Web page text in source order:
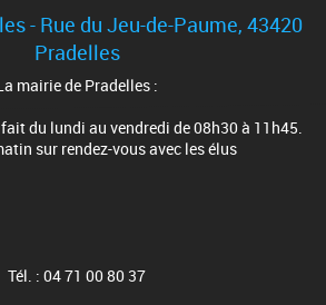
- Rue du Jeu-de-Paume, 43420
Pradelles
mairie de Pradelles :
du lundi au vendredi de 08h30 à 11h45.
sur rendez-vous avec les élus
Tél. : 04 71 00 80 37